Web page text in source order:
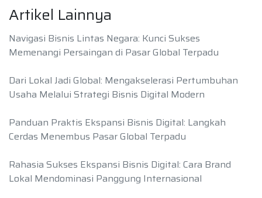
Artikel Lainnya
Navigasi Bisnis Lintas Negara: Kunci Sukses
Memenangi Persaingan di Pasar Global Terpadu
Dari Lokal Jadi Global: Mengakselerasi Pertumbuhan
Usaha Melalui Strategi Bisnis Digital Modern
Panduan Praktis Ekspansi Bisnis Digital: Langkah
Cerdas Menembus Pasar Global Terpadu
Rahasia Sukses Ekspansi Bisnis Digital: Cara Brand
Lokal Mendominasi Panggung Internasional